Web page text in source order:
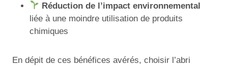
Réduction de l’impact environnemental
liée à une moindre utilisation de produits
chimiques
En dépit de ces bénéfices avérés, choisir l’abri